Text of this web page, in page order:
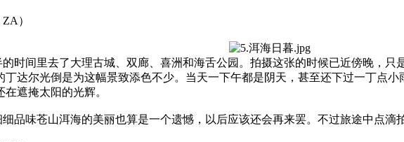
）
时间里去了大理古城、双廊、喜洲和海舌公园。拍摄这张的时候已近傍晚，
达尔光倒是为这幅景致添色不少。当天一下午都是阴天，甚至还下过一丁点
遮掩太阳的光辉。
品味苍山洱海的美丽也算是一个遗憾，以后应该还会再来罢。不过旅途中点滴